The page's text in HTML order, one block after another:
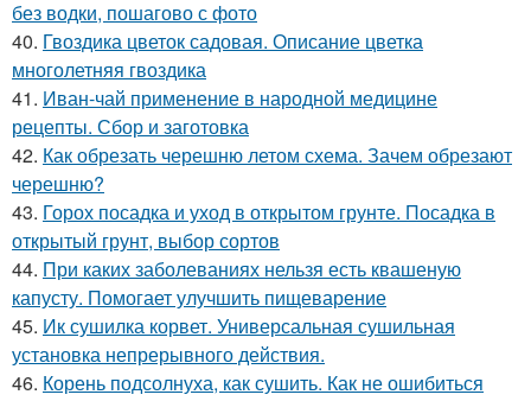
без водки, пошагово с фото
40. Гвоздика цветок садовая. Описание цветка
многолетняя гвоздика
41. Иван-чай применение в народной медицине
рецепты. Сбор и заготовка
42. Как обрезать черешню летом схема. Зачем обрезают
черешню?
43. Горох посадка и уход в открытом грунте. Посадка в
открытый грунт, выбор сортов
44. При каких заболеваниях нельзя есть квашеную
капусту. Помогает улучшить пищеварение
45. Ик сушилка корвет. Универсальная сушильная
установка непрерывного действия.
46. Корень подсолнуха, как сушить. Как не ошибиться